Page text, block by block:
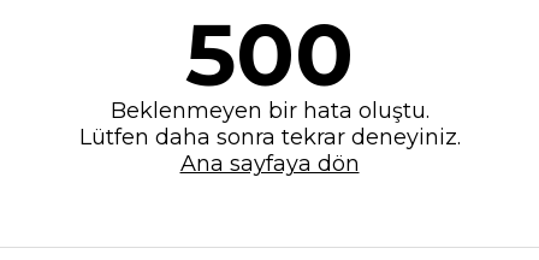
500
Beklenmeyen bir hata oluştu.
Lütfen daha sonra tekrar deneyiniz.
Ana sayfaya dön